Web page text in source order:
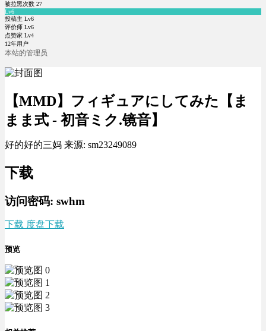
被拉黑次数 27
Lv6
投稿主 Lv6
评价师 Lv6
点赞家 Lv4
12年用户
本站的管理员
【MMD】フィギュアにしてみた【ま
まま式 - 初音ミク.镜音】
好的好的三妈 来源: sm23249089
下载
访问密码: swhm
下载 度盘下载
预览